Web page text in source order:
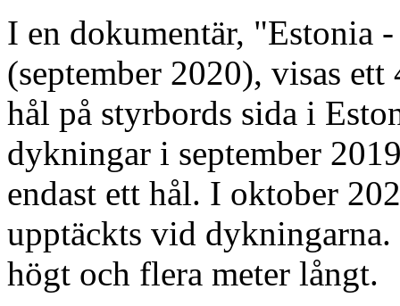
I en dokumentär, "Estonia
(september 2020), visas
hål på styrbords sida i
dykningar i september
endast ett hål. I oktober
upptäckts vid
högt och flera meter långt.